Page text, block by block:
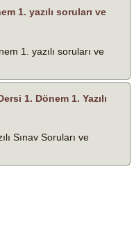
1. yazılı soruları ve
1. yazılı soruları ve
1. Dönem 1. Yazılı
Sınav Soruları ve